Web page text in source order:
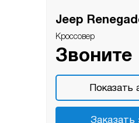
Jeep
Кроссовер
Звоните
Показать
Заказать